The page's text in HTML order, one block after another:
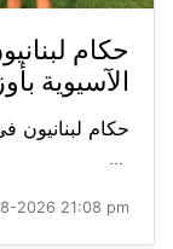
حكام
الآسيوية
حكام لبنانيون
...
2026 21:08 pm